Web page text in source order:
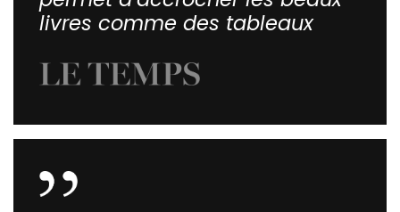
livres comme des tableaux